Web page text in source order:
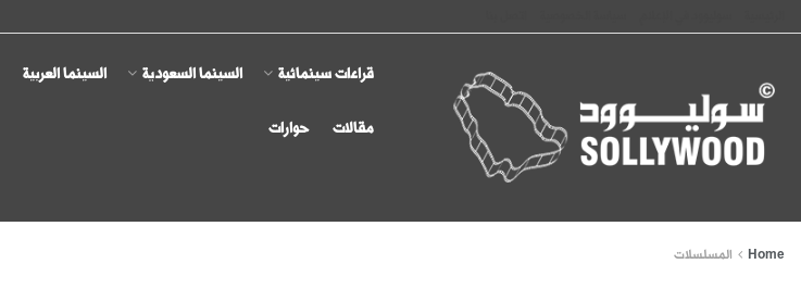
قراءات سينمائية السينما السعودية السينما العربية
مقالات حوارات
Home المسلسلات